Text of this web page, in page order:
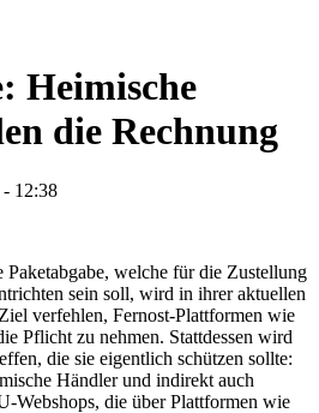
Heimische
die Rechnung
12:38
Paketabgabe, welche für die Zustellung
sein soll, wird in ihrer aktuellen
verfehlen, Fernost-Plattformen wie
Pflicht zu nehmen. Stattdessen wird
die sie eigentlich schützen sollte:
Händler und indirekt auch
Webshops, die über Plattformen wie